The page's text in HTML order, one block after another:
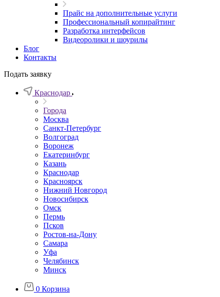
Прайс на дополнительные услуги
Профессиональный копирайтинг
Разработка интерфейсов
Видеоролики и шоурилы
Блог
Контакты
Подать заявку
Краснодар
Города
Москва
Санкт-Петербург
Волгоград
Воронеж
Екатеринбург
Казань
Краснодар
Красноярск
Нижний Новгород
Новосибирск
Омск
Пермь
Псков
Ростов-на-Дону
Самара
Уфа
Челябинск
Минск
0 Корзина